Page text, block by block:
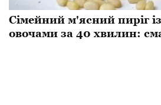
Сімейний м'ясний пиріг
овочами за 40 хвилин: